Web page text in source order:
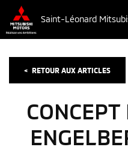
Saint-Léonard
< RETOUR AUX ARTICLES